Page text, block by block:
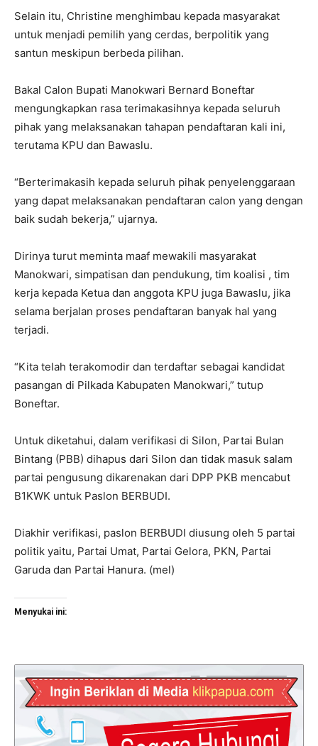
Selain itu, Christine menghimbau kepada masyarakat
untuk menjadi pemilih yang cerdas, berpolitik yang
santun meskipun berbeda pilihan.
Bakal Calon Bupati Manokwari Bernard Boneftar
mengungkapkan rasa terimakasihnya kepada seluruh
pihak yang melaksanakan tahapan pendaftaran kali ini,
terutama KPU dan Bawaslu.
“Berterimakasih kepada seluruh pihak penyelenggaraan
yang dapat melaksanakan pendaftaran calon yang dengan
baik sudah bekerja,” ujarnya.
Dirinya turut meminta maaf mewakili masyarakat
Manokwari, simpatisan dan pendukung, tim koalisi , tim
kerja kepada Ketua dan anggota KPU juga Bawaslu, jika
selama berjalan proses pendaftaran banyak hal yang
terjadi.
“Kita telah terakomodir dan terdaftar sebagai kandidat
pasangan di Pilkada Kabupaten Manokwari,” tutup
Boneftar.
Untuk diketahui, dalam verifikasi di Silon, Partai Bulan
Bintang (PBB) dihapus dari Silon dan tidak masuk salam
partai pengusung dikarenakan dari DPP PKB mencabut
B1KWK untuk Paslon BERBUDI.
Diakhir verifikasi, paslon BERBUDI diusung oleh 5 partai
politik yaitu, Partai Umat, Partai Gelora, PKN, Partai
Garuda dan Partai Hanura. (mel)
Menyukai ini: